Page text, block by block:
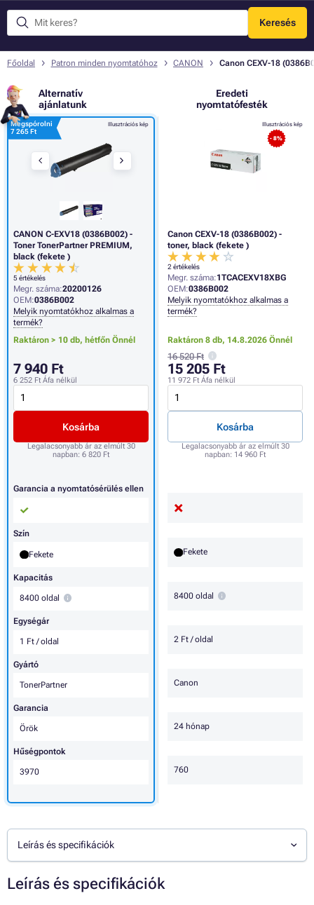
Keresés
Menü
Főoldal Patron minden nyomtatóhoz CANON Canon CEXV-18
Alternatív
ajánlatunk
Eredeti
nyomtatófesték
Illusztrációs kép
- 8%
Canon CEXV-18 (0386B002) -
toner, black (fekete )
2 értékelés
Megr. száma:1TCACEXV18XBG
OEM:0386B002
Melyik nyomtatókhoz alkalmas a
termék?
Raktáron 8 db, 14.8.2026 Önnél
16 520 Ft
15 205 Ft
11 972 Ft Áfa nélkül
Kosárba
Legalacsonyabb ár az elmúlt 30
napban: 14 960 Ft
Fekete
8400 oldal
2 Ft / oldal
Canon
24 hónap
760
Illusztrációs kép
Megspórolni
7 265 Ft
CANON C-EXV18 (0386B002) -
Toner TonerPartner PREMIUM,
black (fekete )
5 értékelés
Megr. száma:20200126
OEM:0386B002
Melyik nyomtatókhoz alkalmas a
termék?
Raktáron > 10 db, hétfőn Önnél
7 940 Ft
6 252 Ft Áfa nélkül
Kosárba
Legalacsonyabb ár az elmúlt 30
napban: 6 820 Ft
Garancia a nyomtatósérülés ellen
Szín
Fekete
Kapacitás
8400 oldal
Egységár
1 Ft / oldal
Gyártó
TonerPartner
Garancia
Örök
Hűségpontok
3970
Leírás és specifikációk
Leírás és specifikációk